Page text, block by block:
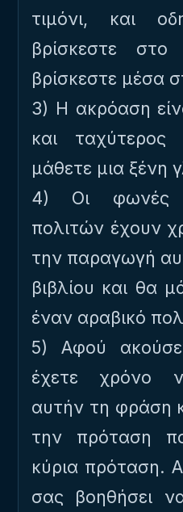
τιμόνι, και
βρίσκεστε
βρίσκεστε μέσα
3) Η ακρόαση
και
μάθετε μια ξένη
4) Οι φωνές
πολιτών έχουν
την παραγωγή
βιβλίου και θα
έναν αραβικό
5) Αφού
έχετε χρόνο
αυτήν τη φράση
την πρόταση
κύρια πρόταση.
σας βοηθήσει